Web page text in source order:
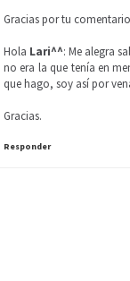
Gracias por tu
Hola Lari^^: Me alegra
no era la que tenía en
que hago, soy así por
Gracias.
Responder